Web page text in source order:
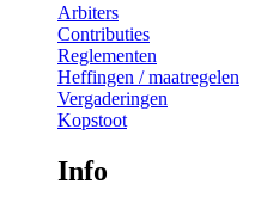
Arbiters
Contributies
Reglementen
Heffingen / maatregelen
Vergaderingen
Kopstoot
Info